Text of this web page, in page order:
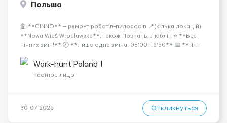
Польша
🤖 **CINNO** — ремонт роботів-пилососів 📍(кілька локацій)
**Nowa Wieś Wrocławska**, також Познань, Люблін ⭐ **Без
нічних змін!** 🕗 **Лише одна зміна: 08:00–16:30** 📅 **Пн–
**Оплата:** 🔹 **25,36 zł/год ...
Work-hunt Poland 1
Частное лицо
30-07-2026 Откликнуться